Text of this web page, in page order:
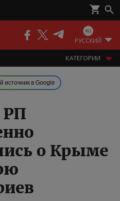
РУССКИЙ
КАТЕГОРИИ
источник в Google
РП
о Крыме